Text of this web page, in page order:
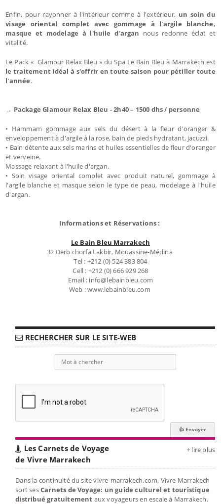
Enfin, pour rayonner à l'intérieur comme à l'extérieur, un soin du
visage oriental complet avec gommage à l'argile blanche,
masque et modelage à l'huile d'argan nous redonne éclat et
vitalité.
Le Pack « Glamour Relax Bleu » du Spa Le Bain Bleu à Marrakech est
le traitement idéal à s'offrir en toute saison pour pétiller toute
l'année.
→ Package Glamour Relax Bleu - 2h40 – 1500 dhs / personne
• Hammam gommage aux sels du désert à la fleur d'oranger &
enveloppement à d'argile à la rose, bain de pieds hydratant, jacuzzi.
• Bain détente aux sels marins et huiles essentielles de fleur d'oranger
et verveine.
Massage relaxant à l'huile d'argan.
• Soin visage oriental complet avec produit naturel, gommage à
l'argile blanche et masque selon le type de peau, modelage à l'huile
d'argan.
Informations et Réservations :
Le Bain Bleu Marrakech
32 Derb chorfa Lakbir, Mouassine-Médina
Tel : +212 (0) 524 383 804
Cell : +212 (0) 666 929 268
Email : info@lebainbleu.com
Web : www.lebainbleu.com
RECHERCHER SUR LE SITE-WEB
Les Carnets de Voyage
de Vivre Marrakech
+ lire plus
Dans la continuité du site vivre-marrakech.com, Vivre Marrakech
sort sesCarnets de Voyage: un guide culturel et touristique
distribué gratuitement aux voyageurs en escale à Marrakech.